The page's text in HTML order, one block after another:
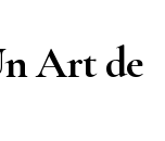
Art de